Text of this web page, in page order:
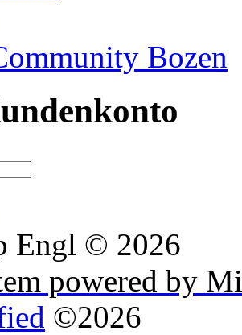
Bozen
Engl © 2026
powered by
©2026